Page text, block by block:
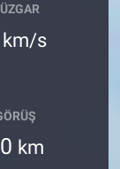
km/s
km